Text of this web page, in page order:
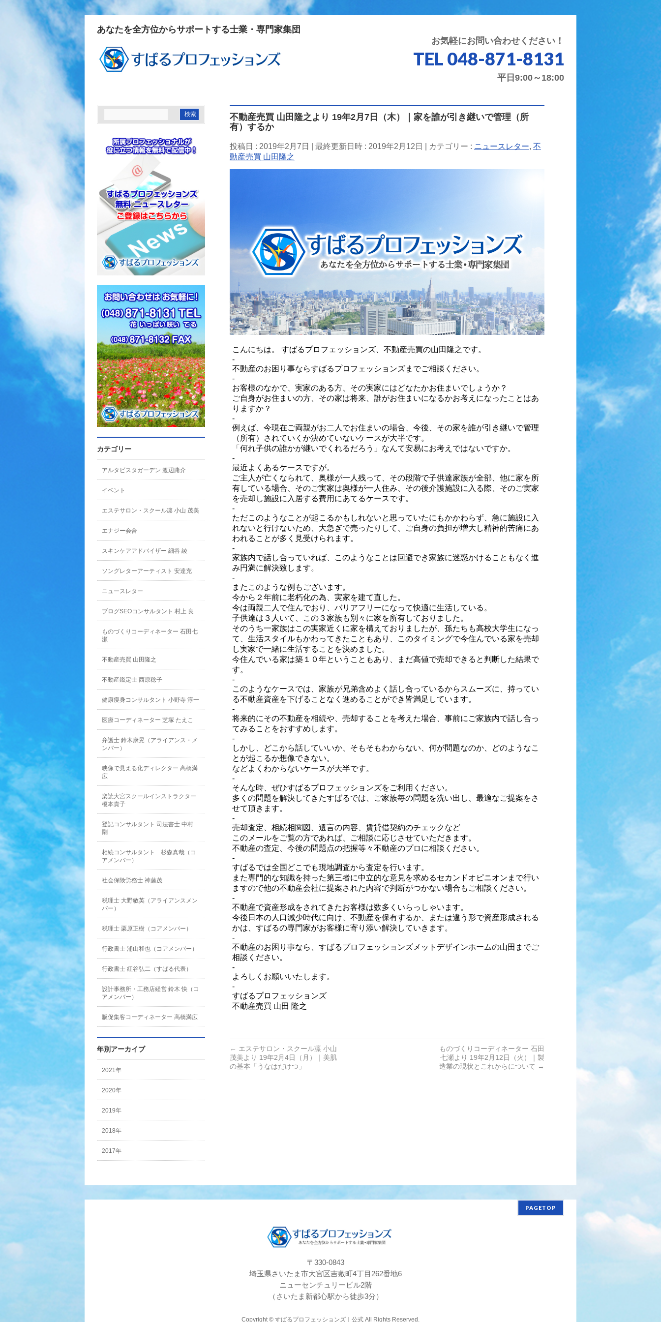
あなたを全方位からサポートする士業・専門家集団
お気軽にお問い合わせください！
TEL 048-871-8131
平日9:00～18:00
不動産売買 山田隆之より 19年2月7日（木）｜家を誰が引き継いで管理（所
有）するか
投稿日 : 2019年2月7日 最終更新日時 : 2019年2月12日 カテゴリー : ニュースレター, 不
動産売買 山田隆之
こんにちは。 すばるプロフェッションズ、不動産売買の山田隆之です。
-
不動産のお困り事ならすばるプロフェッションズまでご相談ください。
-
お客様のなかで、実家のある方、その実家にはどなたかお住まいでしょうか？
ご自身がお住まいの方、その家は将来、誰がお住まいになるかお考えになったことはあ
りますか？
-
例えば、今現在ご両親がお二人でお住まいの場合、 今後、その家を誰が引き継いで管理
（所有）されていくか決めていないケースが大半です。
「何れ子供の誰かが継いでくれるだろう」 なんて安易にお考えではないですか。
-
最近よくあるケースですが。
ご主人が亡くなられて、奥様が一人残って、 その段階で子供達家族が全部、他に家を所
有している場合、そのご実家は奥様が一人住み、 その後介護施設に入る際、そのご実家
を売却し施設に 入居する費用にあてるケースです。
-
ただこのようなことが起こるかもしれないと思っていたにもかかわらず、急に施設に入
れないと行けないため、大急ぎで売ったりして、ご自身の負担が増大し精神的苦痛にあ
われることが多く見受けられます。
-
家族内で話し合っていれば、このようなことは回避でき家族に迷惑かけることもなく進
み円満に解決致します。
-
またこのような例もございます。
今から２年前に老朽化の為、実家を建て直した。
今は両親二人で住んでおり、バリアフリーになって快適に生活している。
子供達は３人いて、この３家族も別々に家を所有しておりました。
そのうち一家族はこの実家近くに家を構えておりましたが、孫たちも高校大学生になっ
て、 生活スタイルもかわってきたこともあり、
このタイミングで今住んでいる家を売却
し実家で一緒に生活することを決めました。
今住んでいる家は築１０年ということもあり、
まだ高値で売却できると判断した結果で
す。
-
このようなケースでは、家族が兄弟含めよく 話し合っているからスムーズに、持ってい
る不動産資産を下げることなく進めることができ 皆満足しています。
-
将来的にその不動産を相続や、売却することを考えた場合、事前にご家族内で話し合っ
てみること をおすすめします。
-
しかし、どこから話していいか、 そもそもわからない、何が問題なのか、
どのようなこ
とが起こるか想像できない。
などよくわからないケースが大半です。
-
そんな時、ぜひすばるプロフェッションズをご利用ください。
多くの問題を解決してきたすばるでは、
ご家族毎の問題を洗い出し、 最適なご提案をさ
せて頂きます。
-
売却査定、相続相関図、遺言の内容、 賃貸借契約のチェックなど
このメールをご覧の方であれば、
ご相談に応じさせていただきます。
不動産の査定、今後の問題点の把握等々不動産のプロに相談ください。
-
すばるでは全国どこでも現地調査から査定を行います。
また専門的な知識を持った第三者に中立的な意見を求めるセカンドオピニオンまで行い
ますので他の不動産会社に提案された内容で判断がつかない場合もご相談ください。
-
不動産で資産形成をされてきたお客様は数多くいらっしゃいます。
今後日本の人口減少時代に向け、 不動産を保有するか、または違う形で資産形成される
かは、すばるの専門家がお客様に寄り添い解決していきます。
-
不動産のお困り事なら、 すばるプロフェッションズ メットデザインホームの山田までご
相談ください。
-
よろしくお願いいたします。
-
すばるプロフェッションズ
不動産売買 山田 隆之
← エステサロン・スクール凛 小山
茂美より 19年2月4日（月）｜美肌
の基本「うなはだけつ」
ものづくりコーディネーター 石田
七瀬より 19年2月12日（火）｜製
造業の現状とこれからについて →
カテゴリー
アルタビスタガーデン 渡辺庸介
イベント
エステサロン・スクール凛 小山 茂美
エナジー会合
スキンケアアドバイザー 細谷 綾
ソングレターアーティスト 安達充
ニュースレター
ブログSEOコンサルタント 村上 良
ものづくりコーディネーター 石田七
瀬
不動産売買 山田隆之
不動産鑑定士 西原稔子
健康痩身コンサルタント 小野寺 淳一
医療コーディネーター 芝塚 たえこ
弁護士 鈴木康晃（アライアンス・メ
ンバー）
映像で見える化ディレクター 高橋満
広
楽読大宮スクールインストラクター
榎本貴子
登記コンサルタント 司法書士 中村
剛
相続コンサルタント 杉森真哉（コ
アメンバー）
社会保険労務士 神藤茂
税理士 大野敏英（アライアンスメン
バー）
税理士 栗原正樹（コアメンバー）
行政書士 浦山和也（コアメンバー）
行政書士 紅谷弘二（すばる代表）
設計事務所・工務店経営 鈴木 快（コ
アメンバー）
販促集客コーディネーター 高橋満広
年別アーカイブ
2021年
2020年
2019年
2018年
2017年
PAGETOP
〒330-0843
埼玉県さいたま市大宮区吉敷町4丁目262番地6
ニューセンチュリービル2階
（さいたま新都心駅から徒歩3分）
Copyright © すばるプロフェッションズ｜公式 All Rights Reserved.